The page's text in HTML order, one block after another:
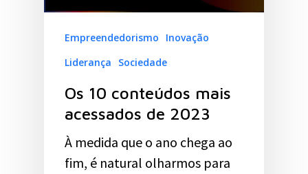
Empreendedorismo
Inovação
Liderança
Sociedade
Os 10 conteúdos mais
acessados de 2023
À medida que o ano chega ao
fim, é natural olharmos para